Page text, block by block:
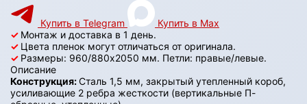
Купить в Telegram
Купить в Max
✓ Монтаж и доставка в 1 день.
✓ Цвета пленок могут отличаться от оригинала.
✓ Размеры: 960/880х2050 мм. Петли: правые/левые.
Описание
Конструкция:Сталь 1,5 мм, закрытый утепленный короб,
усиливающие 2 ребра жесткости (вертикальные П-